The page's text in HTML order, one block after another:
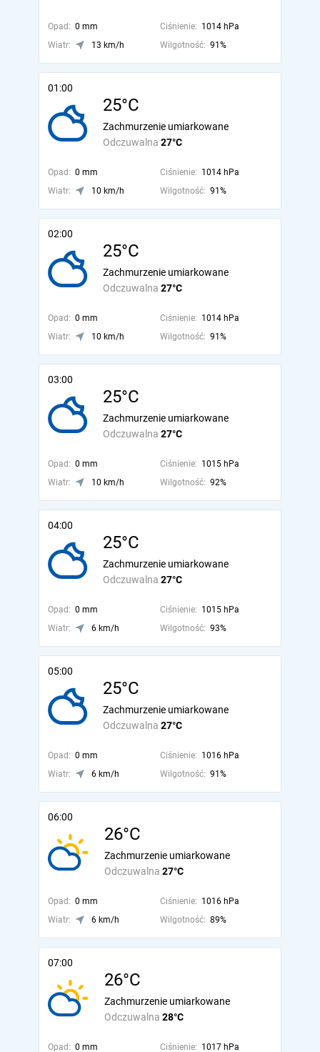
Opad: 0 mm Ciśnienie: 1014 hPa
Wiatr:
13 km/h Wilgotność: 91%
01:00
25°C
Odczuwalna 27°C
Zachmurzenie umiarkowane
Opad: 0 mm Ciśnienie: 1014 hPa
Wiatr:
10 km/h Wilgotność: 91%
02:00
25°C
Odczuwalna 27°C
Zachmurzenie umiarkowane
Opad: 0 mm Ciśnienie: 1014 hPa
Wiatr:
10 km/h Wilgotność: 91%
03:00
25°C
Odczuwalna 27°C
Zachmurzenie umiarkowane
Opad: 0 mm Ciśnienie: 1015 hPa
Wiatr:
10 km/h Wilgotność: 92%
04:00
25°C
Odczuwalna 27°C
Zachmurzenie umiarkowane
Opad: 0 mm Ciśnienie: 1015 hPa
Wiatr:
6 km/h Wilgotność: 93%
05:00
25°C
Odczuwalna 27°C
Zachmurzenie umiarkowane
Opad: 0 mm Ciśnienie: 1016 hPa
Wiatr:
6 km/h Wilgotność: 91%
06:00
26°C
Odczuwalna 27°C
Zachmurzenie umiarkowane
Opad: 0 mm Ciśnienie: 1016 hPa
Wiatr:
6 km/h Wilgotność: 89%
07:00
26°C
Odczuwalna 28°C
Zachmurzenie umiarkowane
Opad: 0 mm Ciśnienie: 1017 hPa